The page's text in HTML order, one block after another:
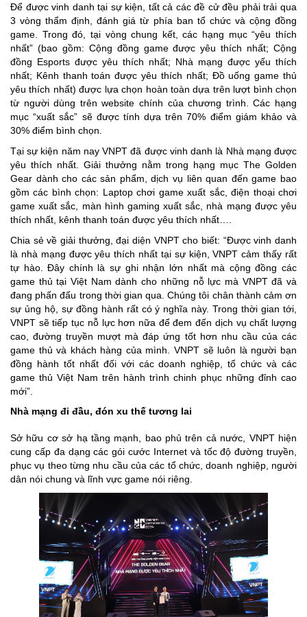
Để được vinh danh tại sự kiện, tất cả các đề cử đều phải trải qua
3 vòng thẩm định, đánh giá từ phía ban tổ chức và cộng đồng
game. Trong đó, tại vòng chung kết, các hạng mục “yêu thích
nhất” (bao gồm: Cộng đồng game được yêu thích nhất; Cộng
đồng Esports được yêu thích nhất; Nhà mạng được yếu thích
nhất; Kênh thanh toán được yêu thích nhất; Đồ uống game thủ
yêu thích nhất) được lựa chọn hoàn toàn dựa trên lượt bình chọn
từ người dùng trên website chính của chương trình. Các hạng
mục “xuất sắc” sẽ được tính dựa trên 70% điểm giám khảo và
30% điểm bình chọn.
Tại sự kiện năm nay VNPT đã được vinh danh là Nhà mạng được
yêu thích nhất. Giải thưởng nằm trong hạng mục The Golden
Gear dành cho các sản phẩm, dịch vụ liên quan đến game bao
gồm các bình chọn: Laptop chơi game xuất sắc, điện thoại chơi
game xuất sắc, màn hình gaming xuất sắc, nhà mạng được yêu
thích nhất, kênh thanh toán được yêu thích nhất….
Chia sẻ về giải thưởng, đại diện VNPT cho biết: “Được vinh danh
là nhà mạng được yêu thích nhất tại sự kiện, VNPT cảm thấy rất
tự hào. Đây chính là sự ghi nhận lớn nhất mà cộng đồng các
game thủ tại Việt Nam dành cho những nỗ lực mà VNPT đã và
đang phấn đấu trong thời gian qua. Chúng tôi chân thành cảm ơn
sự ủng hộ, sự đồng hành rất có ý nghĩa này. Trong thời gian tới,
VNPT sẽ tiếp tục nỗ lực hơn nữa để đem đến dịch vụ chất lượng
cao, đường truyền mượt mà đáp ứng tốt hơn nhu cầu của các
game thủ và khách hàng của mình. VNPT sẽ luôn là người bạn
đồng hành tốt nhất đối với các doanh nghiệp, tổ chức và các
game thủ Việt Nam trên hành trình chinh phục những đỉnh cao
mới”.
Nhà mạng đi đầu, đón xu thế tương lai
Sở hữu cơ sở hạ tầng mạnh, bao phủ trên cả nước, VNPT hiện
cung cấp đa dạng các gói cước Internet và tốc độ đường truyền,
phục vụ theo từng nhu cầu của các tổ chức, doanh nghiệp, người
dân nói chung và lĩnh vực game nói riêng.